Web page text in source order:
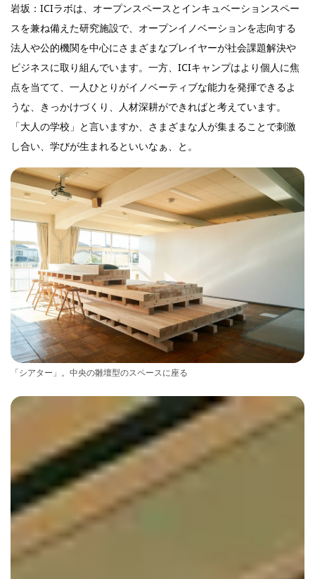
岩坂：ICIラボは、オープンスペースとインキュベーションスペー
スを兼ね備えた研究施設で、オープンイノベーションを志向する
法人や公的機関を中心にさまざまなプレイヤーが社会課題解決や
ビジネスに取り組んでいます。一方、ICIキャンプはより個人に焦
点を当てて、一人ひとりがイノベーティブな能力を発揮できるよ
うな、きっかけづくり、人材深耕ができればと考えています。
「大人の学校」と言いますか、さまざまな人が集まることで刺激
し合い、学びが生まれるといいなぁ、と。
「シアター」。中央の雛壇型のスペースに座る